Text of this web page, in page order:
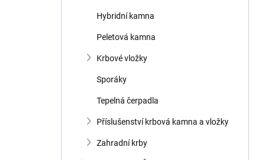
Hybridní kamna
Peletová kamna
Krbové vložky
Sporáky
Tepelná čerpadla
Příslušenství krbová kamna a vložky
Zahradní krby